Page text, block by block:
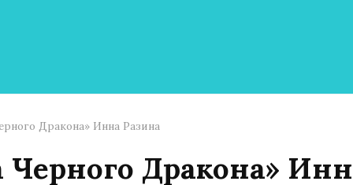
Дракона» Инна Разина
Черного Дракона»